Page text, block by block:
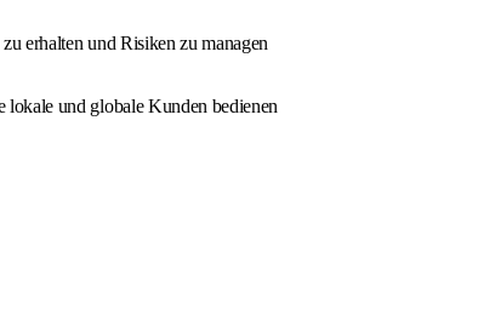
erhalten und Risiken zu managen
lokale und globale Kunden bedienen